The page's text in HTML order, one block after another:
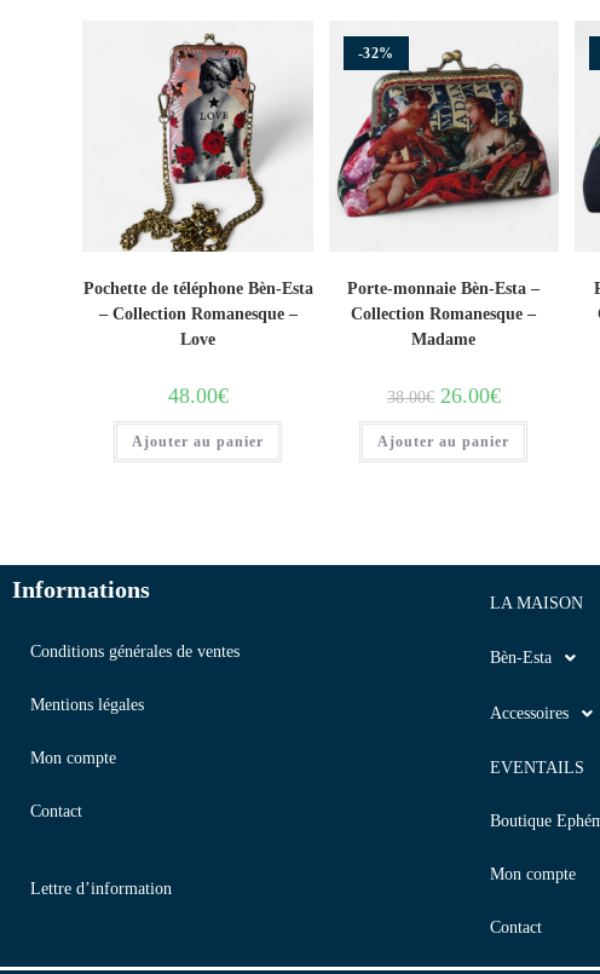
Pochette de téléphone Bèn-Esta
– Collection Romanesque –
Love
48.00€
Ajouter au panier
-32%
Porte-monnaie Bèn-Esta –
Collection Romanesque –
Madame
38.00€ 26.00€
Ajouter au panier
Informations
Conditions générales de ventes
Mentions légales
Mon compte
Contact
Lettre d’information
LA MAISON
Bèn-Esta
Accessoires
EVENTAILS
Boutique
Mon compte
Contact